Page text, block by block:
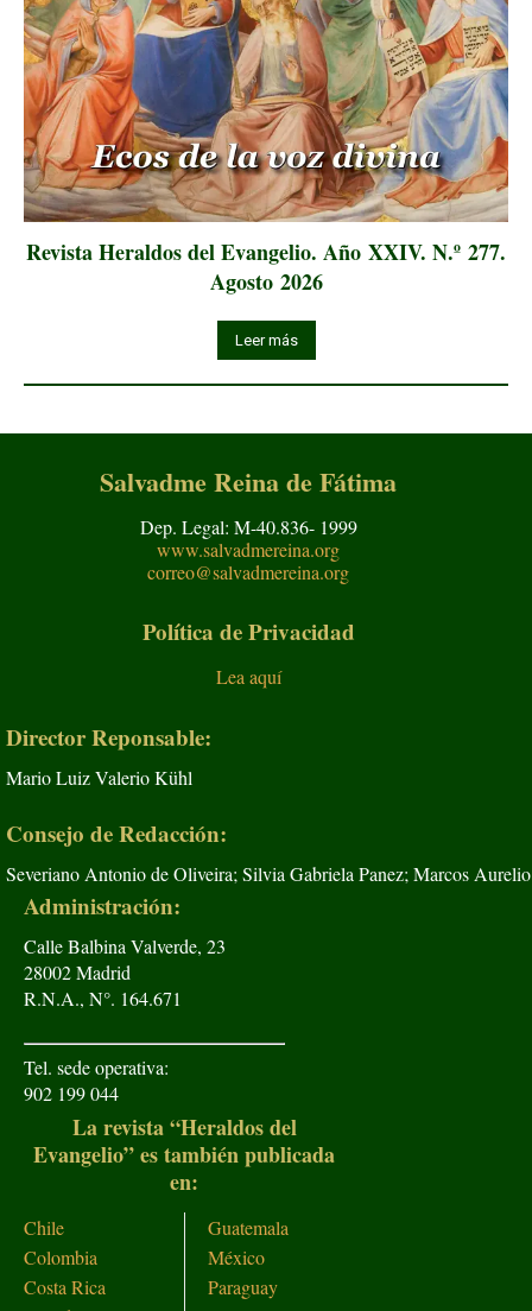
Revista Heraldos del Evangelio. Año XXIV. N.º 277.
Agosto 2026
Leer más
Salvadme Reina de Fátima
Dep. Legal: M-40.836- 1999
www.salvadmereina.org
correo@salvadmereina.org
Política de Privacidad
Lea aquí
Director Reponsable:
Mario Luiz Valerio Kühl
Consejo de Redacción:
Severiano Antonio de Oliveira; Silvia Gabriela Panez; Marcos
Administración:
Calle Balbina Valverde, 23
28002 Madrid
R.N.A., N°. 164.671
Tel. sede operativa:
902 199 044
La revista “Heraldos del
Evangelio” es también publicada
en:
Chile
Colombia
Costa Rica
Guatemala
México
Paraguay